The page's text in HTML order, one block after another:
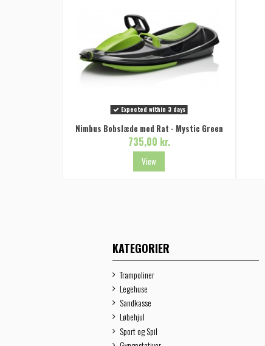
Expected within 3 days
Nimbus Bobslæde med Rat - Mystic Green
735,00 kr.
View
KATEGORIER
Trampoliner
Legehuse
Sandkasse
Løbehjul
Sport og Spil